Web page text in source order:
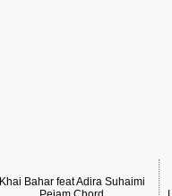
Khai Bahar feat Adira Suhaimi